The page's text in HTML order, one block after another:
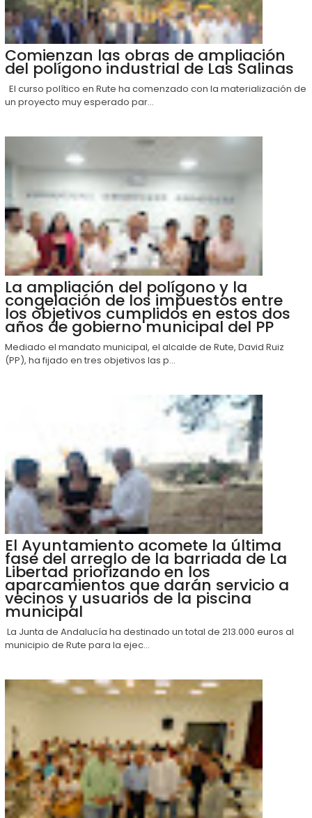
Comienzan las obras de ampliación
del polígono industrial de Las Salinas
El curso político en Rute ha comenzado con la materialización de
un proyecto muy esperado par...
La ampliación del polígono y la
congelación de los impuestos entre
los objetivos cumplidos en estos dos
años de gobierno municipal del PP
Mediado el mandato municipal, el alcalde de Rute, David Ruiz
(PP), ha fijado en tres objetivos las p...
El Ayuntamiento acomete la última
fase del arreglo de la barriada de La
Libertad priorizando en los
aparcamientos que darán servicio a
vecinos y usuarios de la piscina
municipal
La Junta de Andalucía ha destinado un total de 213.000 euros al
municipio de Rute para la ejec...